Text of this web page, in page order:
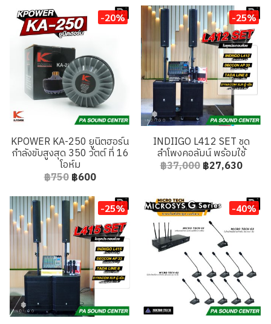
-20%
KPOWER KA-250 ยูนิตฮอร์น
กำลังขับสูงสุด 350 วัตต์ ที่ 16
โอห์ม
฿750 ฿600
-25%
INDIIGO L412 SET ชุด
ลำโพงคอลัมน์ พร้อมใช้
฿37,000 ฿27,630
-25% -40%